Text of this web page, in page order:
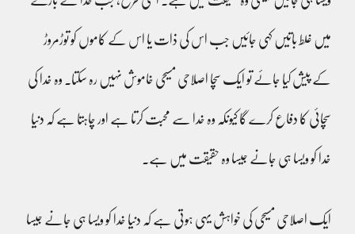
میں غلط باتیں کہی جائیں جب اس کی ذات یا اس کے کاموں کو توڑمروڑ
کے پیش کیا جائے تو ایک سچا اصلاحی مسیحی خاموش نہیں رہ سکتا۔ وہ خدا کی
سچائی کا دفاع کرے گا کیونکہ وہ خدا سے محبت کرتا ہے اور چاہتا ہے کہ دنیا
خدا کو ویسا ہی جانے جیسا وہ حقیقت میں ہے۔
ایک اصلاحی مسیحی کی خواہش یہی ہوتی ہے کہ دنیا خدا کو ویسا ہی جانے جیسا